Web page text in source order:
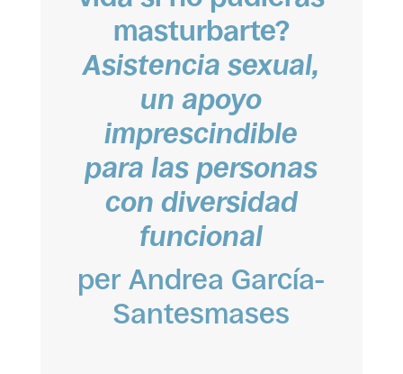
masturbarte?
Asistencia sexual,
un apoyo
imprescindible
para las personas
con diversidad
funcional
per Andrea García-
Santesmases